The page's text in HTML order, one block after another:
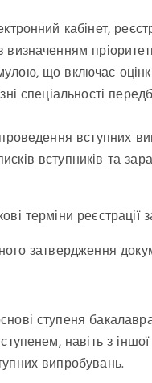
кабінет,
що включає
спеціальності
вступних
вступників та
терміни реєстрації
затвердження
ступеня
навіть з
випробувань.